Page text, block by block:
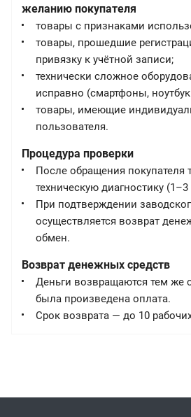
желанию покупателя
товары с признаками
товары, прошедшие
привязку к учётной записи;
технически сложное
исправно (смартфоны,
товары, имеющие
пользователя.
Процедура проверки
После обращения покупателя
техническую диагностику
При подтверждении
осуществляется возврат
обмен.
Возврат денежных средств
Деньги возвращаются тем же
была произведена оплата.
Срок возврата — до 10